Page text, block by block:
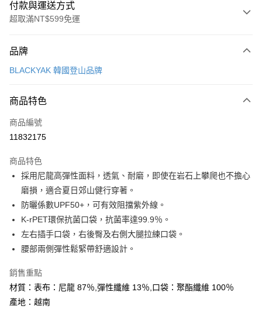
付款與運送方式
超取滿NT$599免運
信用卡一次付款
LINE Pay
Apple Pay
悠遊付
Google Pay
全盈+PAY
大哥付你分期
相關說明
1.本服務由台灣大哥大提供，台灣大哥大用戶可立即使用無須另外申請。
流程，驗證手機門號後，選擇欲分期的期數、繳款截止日，確認付款後即完
成交易。
AFTEE先享後付
相關說明
AFTEE先享後付是「在收到商品之後才付款」的支付方式。 讓您購物簡單
ATM付款
品牌
BLACKYAK 韓國登山品牌
商品特色
商品編號
11832175
商品特色
採用尼龍高彈性面料，透氣、耐磨，即使在岩石上攀爬也不擔心
磨損，適合夏日郊山健行穿著。
防曬係數UPF50+，可有效阻擋紫外線。
K-rPET環保抗菌口袋，抗菌率達99.9％。
左右插手口袋，右後臀及右側大腿拉練口袋。
腰部兩側彈性鬆緊帶舒適設計。
銷售重點
材質：表布：尼龍 87％,彈性纖維 13％,口袋：聚酯纖維 100％
產地：越南